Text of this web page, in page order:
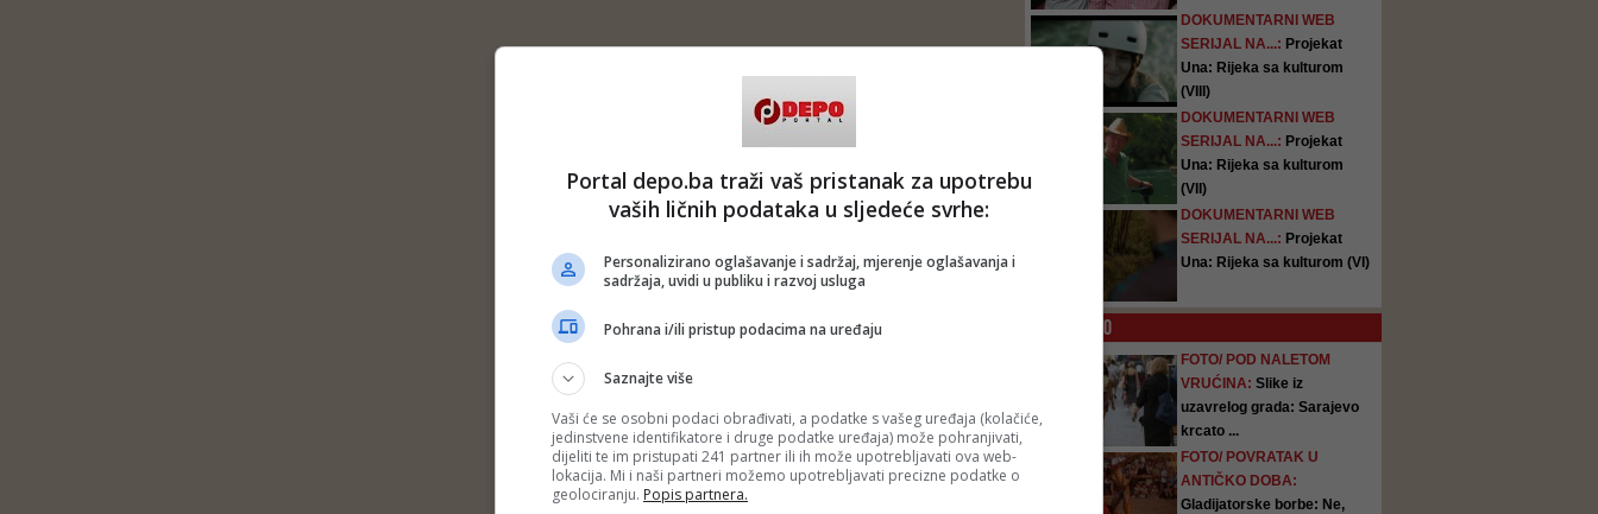
DOKUMENTARNI WEB
SERIJAL NA...: Projekat
Una: Rijeka sa kulturom
(VIII)
DOKUMENTARNI WEB
SERIJAL NA...: Projekat
Una: Rijeka sa kulturom
(VII)
DOKUMENTARNI WEB
SERIJAL NA...: Projekat
Una: Rijeka sa kulturom (VI)
FOTO
FOTO/ POD NALETOM
VRUĆINA: Slike iz
uzavrelog grada: Sarajevo
krcato ...
FOTO/ POVRATAK U
ANTIČKO DOBA:
Gladijatorske borbe: Ne,
Portal depo.ba traži vaš pristanak za upotrebu
vaših ličnih podataka u sljedeće svrhe:
Personalizirano oglašavanje i sadržaj, mjerenje oglašavanja i
sadržaja, uvidi u publiku i razvoj usluga
Pohrana i/ili pristup podacima na uređaju
Saznajte više
Vaši će se osobni podaci obrađivati, a podatke s vašeg uređaja (kolačiće,
jedinstvene identifikatore i druge podatke uređaja) može pohranjivati,
dijeliti te im pristupati 241 partner ili ih može upotrebljavati ova web-
lokacija. Mi i naši partneri možemo upotrebljavati precizne podatke o
geolociranju. Popis partnera.